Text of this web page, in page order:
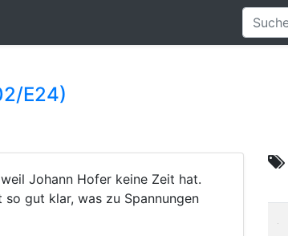
E24)
Johann Hofer keine Zeit hat.
gut klar, was zu Spannungen